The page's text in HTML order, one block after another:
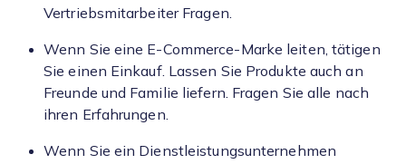
Vertriebsmitarbeiter Fragen.
Wenn Sie eine E-Commerce-Marke leiten, tätigen
Sie einen Einkauf. Lassen Sie Produkte auch an
Freunde und Familie liefern. Fragen Sie alle nach
ihren Erfahrungen.
Wenn Sie ein Dienstleistungsunternehmen